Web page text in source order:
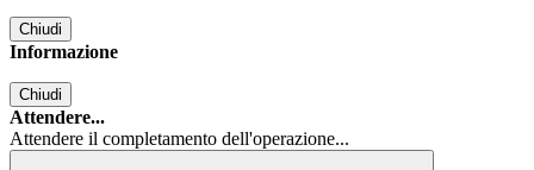
Chiudi
Informazione
Chiudi
Attendere...
Attendere il completamento dell'operazione...